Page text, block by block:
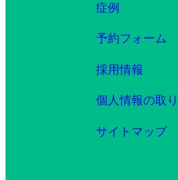
症例
予約フォーム
採用情報
個人情報の取
サイトマップ